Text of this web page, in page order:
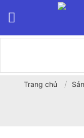
Trang chủ /